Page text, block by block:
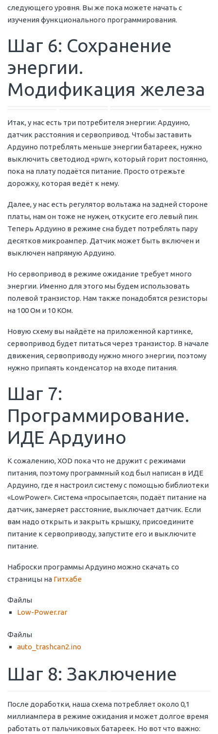
следующего уровня. Вы же пока можете начать с
изучения функционального программирования.
Шаг 6: Сохранение
энергии.
Модификация железа
Итак, у нас есть три потребителя энергии: Ардуино,
датчик расстояния и сервопривод. Чтобы заставить
Ардуино потреблять меньше энергии батареек, нужно
выключить светодиод «pwr», который горит постоянно,
пока на плату подаётся питание. Просто отрежьте
дорожку, которая ведёт к нему.
Далее, у нас есть регулятор вольтажа на задней стороне
платы, нам он тоже не нужен, откусите его левый пин.
Теперь Ардуино в режиме сна будет потреблять пару
десятков микроампер. Датчик может быть включен и
выключен напрямую Ардуино.
Но сервопривод в режиме ожидание требует много
энергии. Именно для этого мы будем использовать
полевой транзистор. Нам также понадобятся резисторы
на 100 Ом и 10 КОм.
Новую схему вы найдёте на приложенной картинке,
сервопривод будет питаться через транзистор. В начале
движения, сервоприводу нужно много энергии, поэтому
нужно припаять конденсатор на входе питания.
Шаг 7:
Программирование.
ИДЕ Ардуино
К сожалению, XOD пока что не дружит с режимами
питания, поэтому программный код был написан в ИДЕ
Ардуино, где я настроил систему с помощью библиотеки
«LowPower». Система «просыпается», подаёт питание на
датчик, замеряет расстояние, выключает датчик. Если
вам надо открыть и закрыть крышку, присоедините
питание к сервоприводу, запустите его и выключите
питание.
Наброски программы Ардуино можно скачать со
страницы на Гитхабе
Файлы
Low-Power.rar
Файлы
auto_trashcan2.ino
Шаг 8: Заключение
После доработки, наша схема потребляет около 0,1
миллиампера в режиме ожидания и может долгое время
работать от пальчиковых батареек. Но вот что важно: